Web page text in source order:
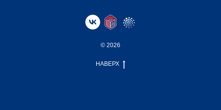
© 2026
НАВЕРХ